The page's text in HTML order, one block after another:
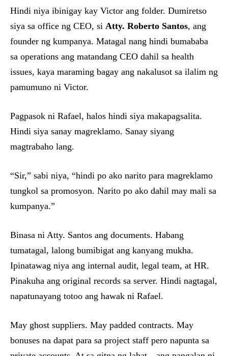
Hindi niya ibinigay kay Victor ang folder. Dumiretso
siya sa office ng CEO, si Atty. Roberto Santos, ang
founder ng kumpanya. Matagal nang hindi bumababa
sa operations ang matandang CEO dahil sa health
issues, kaya maraming bagay ang nakalusot sa ilalim ng
pamumuno ni Victor.
Pagpasok ni Rafael, halos hindi siya makapagsalita.
Hindi siya sanay magreklamo. Sanay siyang
magtrabaho lang.
“Sir,” sabi niya, “hindi po ako narito para magreklamo
tungkol sa promosyon. Narito po ako dahil may mali sa
kumpanya.”
Binasa ni Atty. Santos ang documents. Habang
tumatagal, lalong bumibigat ang kanyang mukha.
Ipinatawag niya ang internal audit, legal team, at HR.
Pinakuha ang original records sa server. Hindi nagtagal,
napatunayang totoo ang hawak ni Rafael.
May ghost suppliers. May padded contracts. May
bonuses na dapat para sa project staff pero napunta sa